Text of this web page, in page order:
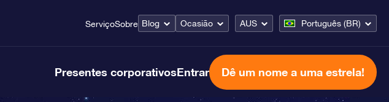
ServiçoSobre Blog Ocasião AUS Português (BR)
Presentes corporativosEntrar Dê um nome a uma estrela!